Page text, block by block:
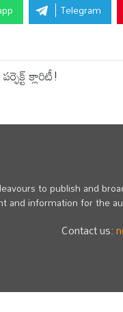
Telegram
క్లారిటీ!
to publish and
and information for the
Contact us: